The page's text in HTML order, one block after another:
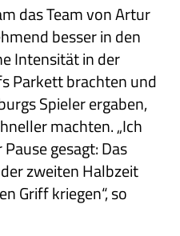
das Team von Artur
besser in den
Intensität in der
Parkett brachten und
Spieler ergaben,
machten. „Ich
gesagt: Das
zweiten Halbzeit
Griff kriegen“, so